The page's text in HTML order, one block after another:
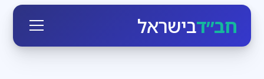
חב״דבישראל